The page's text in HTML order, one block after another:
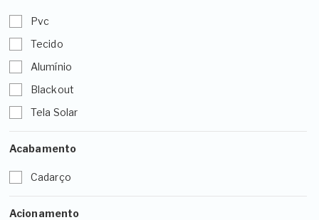
Pvc
Tecido
Alumínio
Blackout
Tela Solar
Acabamento
Cadarço
Acionamento